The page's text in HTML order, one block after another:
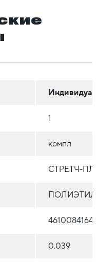
1
компл
СТРЕТЧ-
0.039